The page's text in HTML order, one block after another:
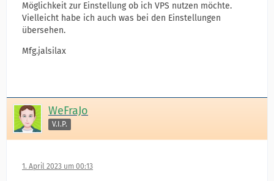
Möglichkeit zur Einstellung ob ich VPS nutzen möchte.
Vielleicht habe ich auch was bei den Einstellungen
übersehen.
Mfg.jalsilax
WeFraJo
V.I.P.
1. April 2023 um 00:13